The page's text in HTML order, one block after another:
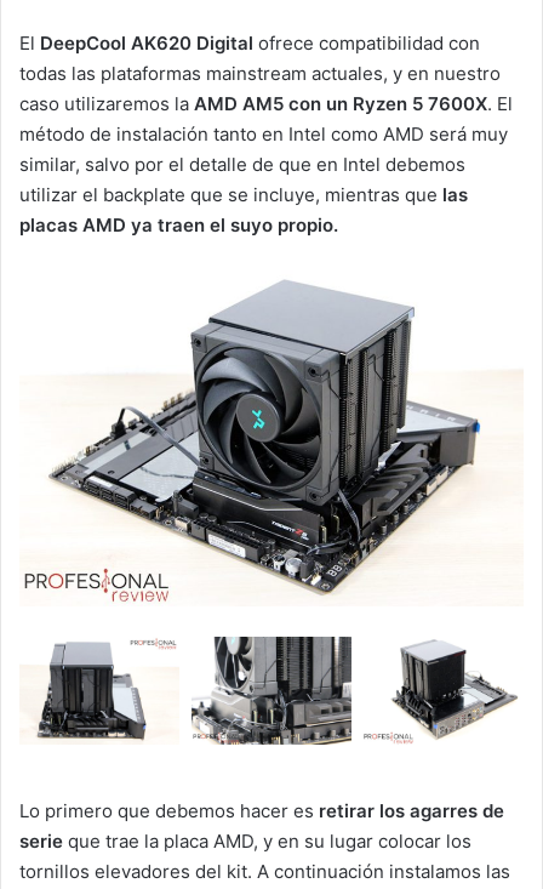
El DeepCool AK620 Digital ofrece compatibilidad con
todas las plataformas mainstream actuales, y en nuestro
caso utilizaremos la AMD AM5 con un Ryzen 5 7600X. El
método de instalación tanto en Intel como AMD será muy
similar, salvo por el detalle de que en Intel debemos
utilizar el backplate que se incluye, mientras que las
placas AMD ya traen el suyo propio.
Lo primero que debemos hacer es retirar los agarres de
serie que trae la placa AMD, y en su lugar colocar los
tornillos elevadores del kit. A continuación instalamos las